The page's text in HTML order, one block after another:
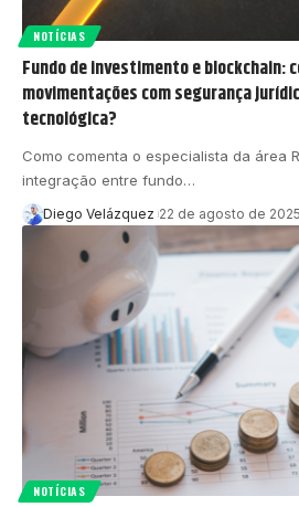
NOTÍCIAS
Fundo de investimento e blockchain:
movimentações com segurança
tecnológica?
Como comenta o especialista da área
integração entre fundo…
Diego Velázquez 22 de agosto de 2025
NOTÍCIAS